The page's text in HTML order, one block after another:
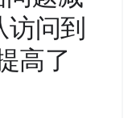
访问到
高了